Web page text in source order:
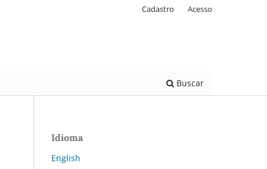
Buscar
Cadastro Acesso
Idioma
English